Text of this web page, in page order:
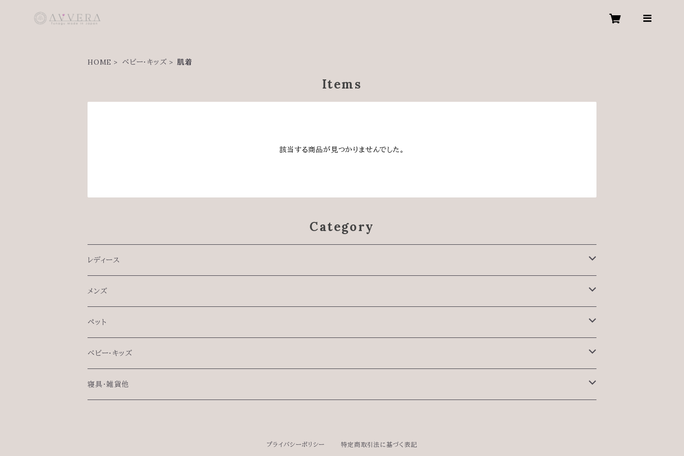
HOME ベビー・キッズ 肌着
Items
該当する商品が見つかりませんでした。
Category
レディース
インナー
半袖肌着
タンクトップ
シャツ
セットアップ
トップス
パジャマセット
メンズ
インナー
半袖肌着
タンクトップ
パジャマセット
セットアップ
ペット
ペット用肌着
フリルドレス
ベビー・キッズ
肌着
寝具・雑貨他
プライバシーポリシー 特定商取引法に基づく表記